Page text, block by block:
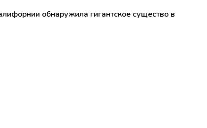
обнаружила гигантское существо в